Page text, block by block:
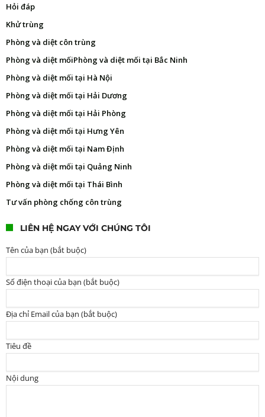
Hỏi đáp
Khử trùng
Phòng và diệt côn trùng
Phòng và diệt mốiPhòng và diệt mối tại Bắc Ninh
Phòng và diệt mối tại Hà Nội
Phòng và diệt mối tại Hải Dương
Phòng và diệt mối tại Hải Phòng
Phòng và diệt mối tại Hưng Yên
Phòng và diệt mối tại Nam Định
Phòng và diệt mối tại Quảng Ninh
Phòng và diệt mối tại Thái Bình
Tư vấn phòng chống côn trùng
LIÊN HỆ NGAY VỚI CHÚNG TÔI
Tên của bạn (bắt buộc)
Số điện thoại của bạn (bắt buộc)
Địa chỉ Email của bạn (bắt buộc)
Tiêu đề
Nội dung